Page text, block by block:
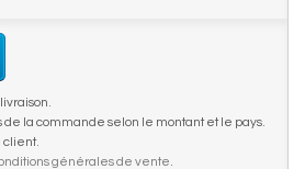
de la commande selon le montant et le pays.
client.
générales de vente